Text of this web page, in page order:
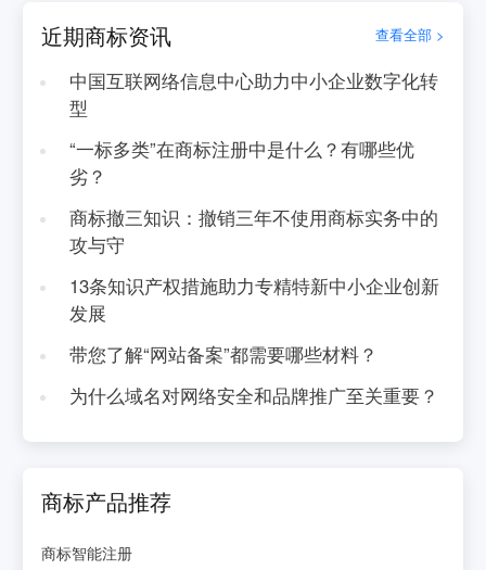
近期商标资讯 查看全部 >
中国互联网络信息中心助力中小企业数字化转
型
“一标多类”在商标注册中是什么？有哪些优
劣？
商标撤三知识：撤销三年不使用商标实务中的
攻与守
13条知识产权措施助力专精特新中小企业创新
发展
带您了解“网站备案”都需要哪些材料？
为什么域名对网络安全和品牌推广至关重要？
商标产品推荐
商标智能注册